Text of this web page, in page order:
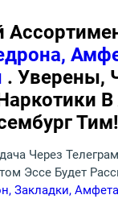
. Уверены,
Тим!
Через
Эссе Будет
Закладки,